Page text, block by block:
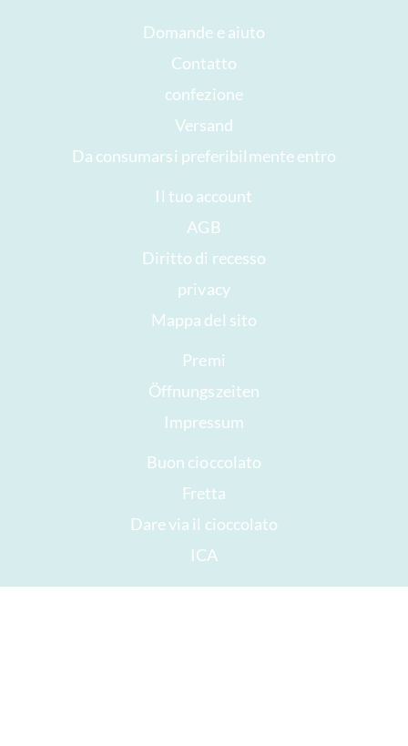
Domande e aiuto
Contatto
confezione
Versand
Da consumarsi preferibilmente entro
Il tuo account
AGB
Diritto di recesso
privacy
Mappa del sito
Premi
Öffnungszeiten
Impressum
Buon cioccolato
Fretta
Dare via il cioccolato
ICA